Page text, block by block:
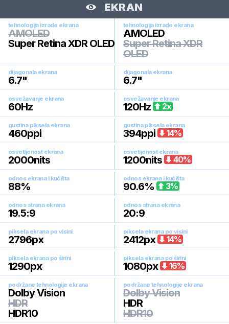
EKRAN
tehnologija izrade ekrana
AMOLED
Super Retina XDR OLED
tehnologija izrade ekrana
AMOLED
Super Retina XDR
OLED
dijagonala ekrana
6.7"
dijagonala ekrana
6.7"
osvežavanje ekrana
60Hz
osvežavanje ekrana
120Hz 2x
gustina piksela ekrana
460ppi
gustina piksela ekrana
394ppi 14%
osvetljenost ekrana
2000nits
osvetljenost ekrana
1200nits 40%
odnos ekrana i kućišta
88%
odnos ekrana i kućišta
90.6% 3%
odnos strana ekrana
19.5:9
odnos strana ekrana
20:9
piksela ekrana po visini
2796px
piksela ekrana po visini
2412px 14%
piksela ekrana po širini
1290px
piksela ekrana po širini
1080px 16%
podržane tehnologije ekrana
Dolby Vision
HDR
HDR10
podržane tehnologije ekrana
Dolby Vision
HDR
HDR10